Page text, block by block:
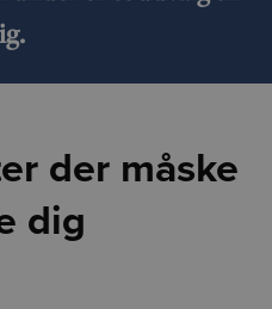
der måske
dig